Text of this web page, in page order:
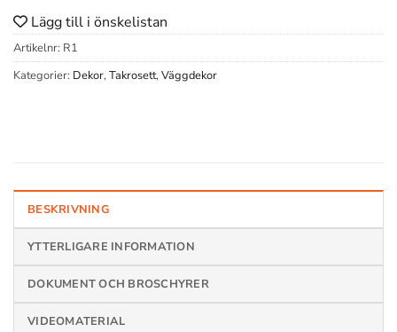
Lägg till i önskelistan
Artikelnr: R1
Kategorier: Dekor, Takrosett, Väggdekor
BESKRIVNING
YTTERLIGARE INFORMATION
DOKUMENT OCH BROSCHYRER
VIDEOMATERIAL